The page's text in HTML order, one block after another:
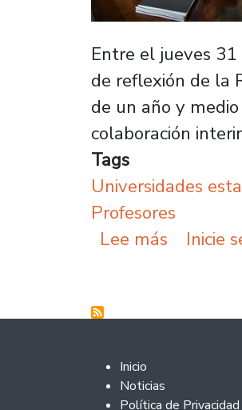
Entre el jueves
de reflexión de la
de un año y
colaboración
Tags
Universidades
Profesores
Lee más sobre
Inicie
Footer 2
Inicio
Noticias
Política de